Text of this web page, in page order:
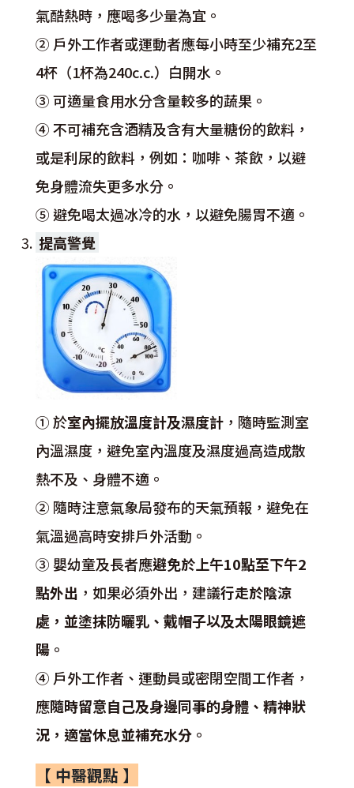
氣酷熱時，應喝多少量為宜。
② 戶外工作者或運動者應每小時至少補充2至
4杯（1杯為240c.c.）白開水。
③ 可適量食用水分含量較多的蔬果。
④ 不可補充含酒精及含有大量糖份的飲料，
或是利尿的飲料，例如：咖啡、茶飲，以避
免身體流失更多水分。
⑤ 避免喝太過冰冷的水，以避免腸胃不適。
提高警覺
① 於室內擺放溫度計及濕度計 ，隨時監測室
內溫濕度，避免室內溫度及濕度過高造成散
熱不及、身體不適。
② 隨時注意氣象局發布的天氣預報，避免在
氣溫過高時安排戶外活動。
③ 嬰幼童及長者應避免於上午10點至下午2
點外出 ，如果必須外出，建議行走於陰涼
處，並塗抹防曬乳、戴帽子以及太陽眼鏡遮
陽 。
④ 戶外工作者、運動員或密閉空間工作者，
應隨時留意自己及身邊同事的身體、精神狀
況，適當休息並補充水分 。
【 中醫觀點 】